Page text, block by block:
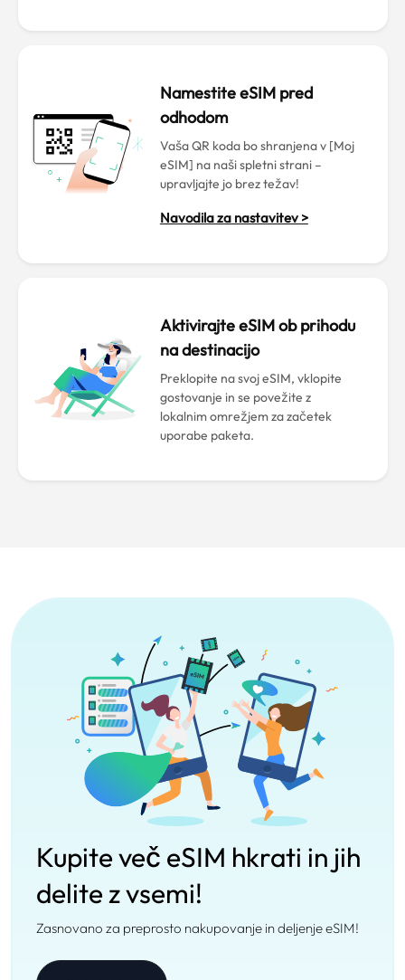
Namestite eSIM pred
odhodom
Vaša QR koda bo shranjena v [Moj
eSIM] na naši spletni strani –
upravljajte jo brez težav!
Navodila za nastavitev >
Aktivirajte eSIM ob prihodu
na destinacijo
Preklopite na svoj eSIM, vklopite
gostovanje in se povežite z
lokalnim omrežjem za začetek
uporabe paketa.
Kupite več eSIM hkrati in jih
delite z vsemi!
Zasnovano za preprosto nakupovanje in deljenje eSIM!